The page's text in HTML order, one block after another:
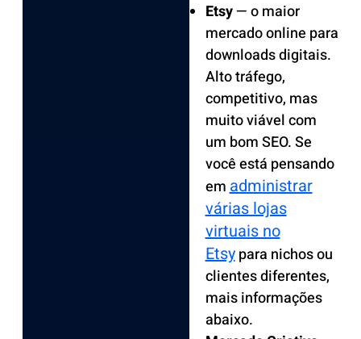
Etsy— o maior
mercado online para
downloads digitais.
Alto tráfego,
competitivo, mas
muito viável com
um bom SEO. Se
você está pensando
emadministrar
várias lojas
virtuais no
Etsypara nichos ou
clientes diferentes,
mais informações
abaixo.